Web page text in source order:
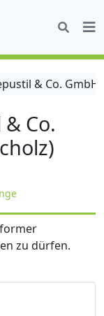
& Co.
Co.
zu dürfen.